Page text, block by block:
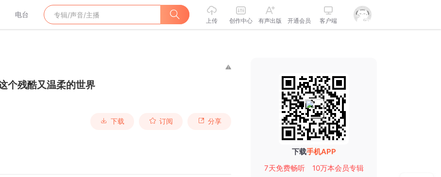
电台
上传 创作中心 有声出版 开通会员 客户端
个残酷又温柔的世界
下载 订阅 分享
下载手机APP
7天免费畅听
10万本会员专辑